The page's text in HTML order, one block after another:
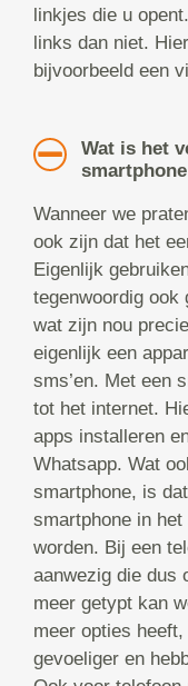
linkjes die u
links dan niet.
bijvoorbeeld een
Wat is het
Wanneer we
ook zijn dat het
Eigenlijk
tegenwoordig ook
wat zijn nou
eigenlijk een
sms’en. Met een
tot het internet.
apps installeren
Whatsapp. Wat
smartphone, is
smartphone in
worden. Bij een
aanwezig die dus
meer getypt kan
meer opties
gevoeliger en